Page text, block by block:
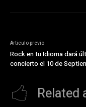
Articulo previo
Rock en tu Idioma dará
concierto el 10 de
Related